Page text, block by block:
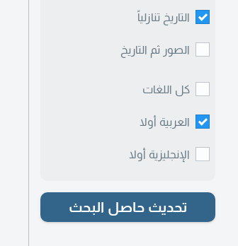
التاريخ تنازلياً
الصور ثم التاريخ
كل اللغات
العربية أولا
الإنجليزية أولا
تحديث حاصل البحث